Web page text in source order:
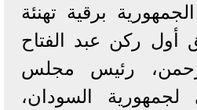
برقية تهنئة
أول ركن عبد الفتاح
رئيس مجلس
لجمهورية السودان،